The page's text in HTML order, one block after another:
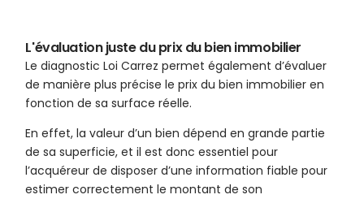
L'évaluation juste du prix du bien immobilier
Le diagnostic Loi Carrez permet également d’évaluer
de manière plus précise le prix du bien immobilier en
fonction de sa surface réelle.
En effet, la valeur d’un bien dépend en grande partie
de sa superficie, et il est donc essentiel pour
l’acquéreur de disposer d’une information fiable pour
estimer correctement le montant de son